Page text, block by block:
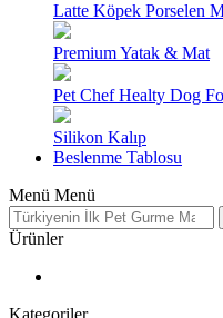
Latte Köpek Porselen
Premium Yatak & Mat
Pet Chef Healty Dog
Silikon Kalıp
Beslenme Tablosu
Menü Menü
Ürünler
Kategoriler